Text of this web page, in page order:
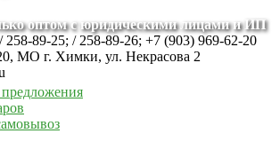
оптом с юридическими лицами и ИП
258-89-25; / 258-89-26; +7 (903) 969-62-20
МО г. Химки, ул. Некрасова 2